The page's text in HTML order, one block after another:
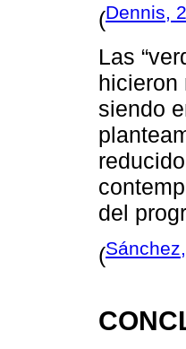
(Dennis,
Las
hicieron
siendo
del
(